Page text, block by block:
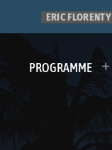
ERIC FLORENTY
PROGRAMME